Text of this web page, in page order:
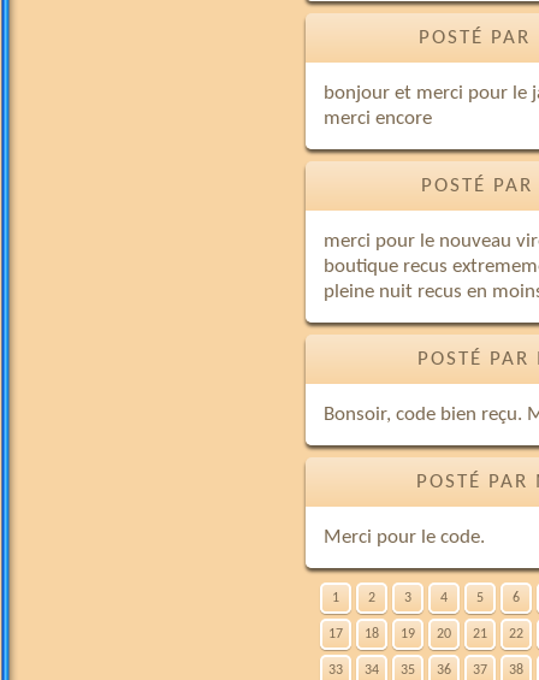
POSTÉ
bonjour et merci pour le
merci encore
POSTÉ
merci pour le nouveau
boutique recus
pleine nuit recus en
POSTÉ
Bonsoir, code bien reçu.
POSTÉ
Merci pour le code.
1 2 3 4 5 6
17 18 19 20 21 22
33 34 35 36 37 38